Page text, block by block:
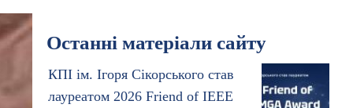
Останні матеріали сайту
КПІ ім. Ігоря Сікорського став
лауреатом 2026 Friend of IEEE